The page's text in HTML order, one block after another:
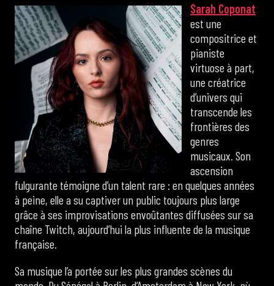
Sarah Coponat
est une
compositrice et
pianiste
virtuose à part,
une créatrice
d’univers qui
transcende les
frontières des
genres
musicaux. Son
ascension
fulgurante témoigne d’un talent rare : en quelques années
à peine, elle a su captiver un public toujours plus large
grâce à ses improvisations envoûtantes diffusées sur sa
chaîne Twitch, aujourd’hui la plus influente de la musique
française.
Sa musique l’a portée sur les plus grandes scènes du